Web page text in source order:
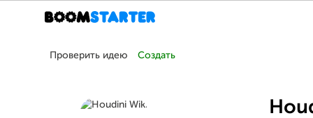
Проверить идею Создать